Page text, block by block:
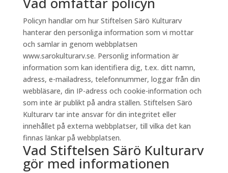
Policyn handlar om hur Stiftelsen Särö Kulturarv
hanterar den personliga information som vi mottar
och samlar in genom webbplatsen
www.sarokulturarv.se. Personlig information är
information som kan identifiera dig, t.ex. ditt namn,
adress, e-mailadress, telefonnummer, loggar från din
webbläsare, din IP-adress och cookie-information och
som inte är publikt på andra ställen. Stiftelsen Särö
Kulturarv tar inte ansvar för din integritet eller
innehållet på externa webbplatser, till vilka det kan
finnas länkar på webbplatsen.
Vad Stiftelsen Särö Kulturarv
gör med informationen